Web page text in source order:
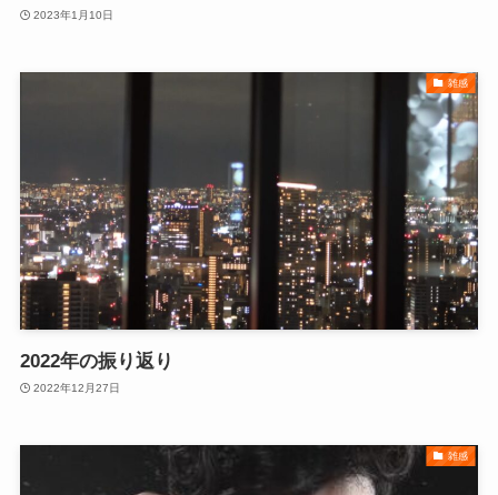
2023年1月10日
雑感
2022年の振り返り
2022年12月27日
雑感